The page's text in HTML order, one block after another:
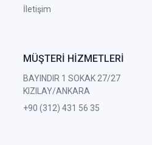
İletişim
MÜŞTERİ HİZMETLERİ
BAYINDIR 1 SOKAK 27/27
KIZILAY/ANKARA
+90 (312) 431 56 35